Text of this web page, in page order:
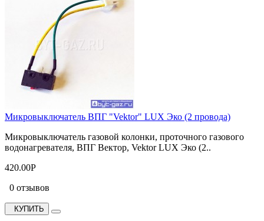
Микровыключатель ВПГ "Vektor" LUX Эко (2 провода)
Микровыключатель газовой колонки, проточного газового
водонагревателя, ВПГ Вектор, Vektor LUX Эко (2..
420.00Р
0 отзывов
КУПИТЬ